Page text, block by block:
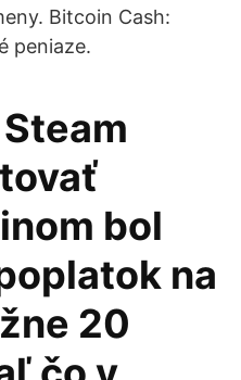
Bitcoin Cash:
peniaze.
bol
na
20